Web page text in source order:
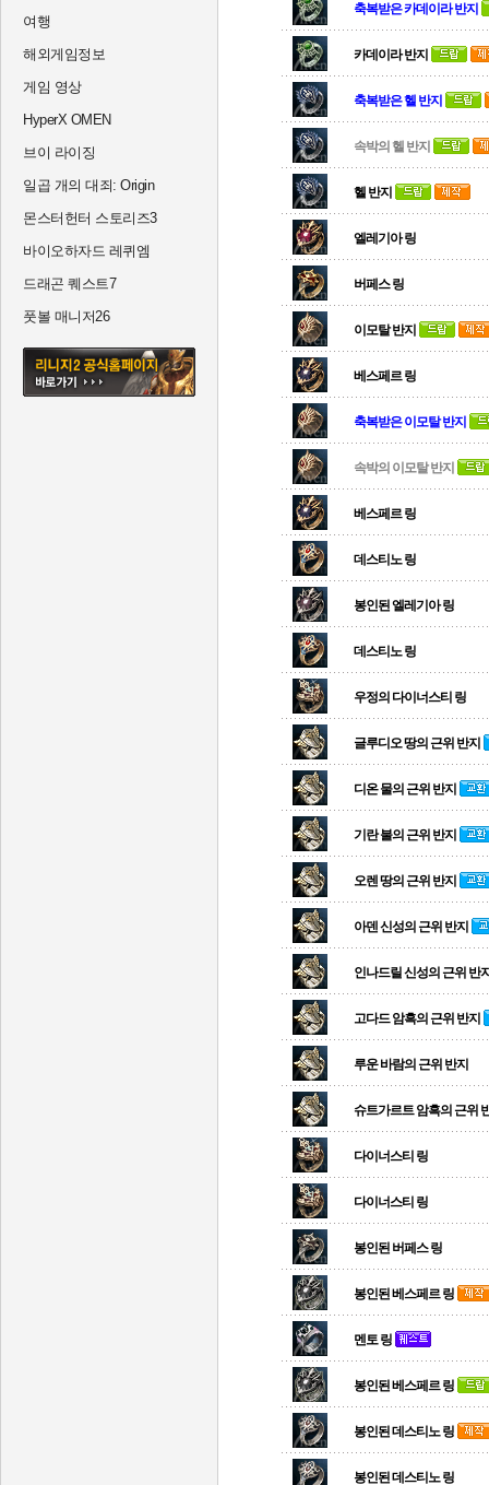
여행
해외게임정보
게임 영상
HyperX OMEN
브이 라이징
일곱 개의 대죄: Origin
몬스터헌터 스토리즈3
바이오하자드 레퀴엠
드래곤 퀘스트7
풋볼 매니저26
축복받은 카데이라 반지
카데이라 반지
축복받은 헬 반지
속박의 헬 반지
헬 반지
엘레기아 링
버페스 링
이모탈 반지
베스페르 링
축복받은 이모탈 반지
속박의 이모탈 반지
베스페르 링
데스티노 링
봉인된 엘레기아 링
데스티노 링
우정의 다이너스티 링
글루디오 땅의 근위 반지
디온 물의 근위 반지
기란 불의 근위 반지
오렌 땅의 근위 반지
아덴 신성의 근위 반지
인나드릴 신성의 근위 반
고다드 암흑의 근위 반지
루운 바람의 근위 반지
슈트가르트 암흑의 근위
다이너스티 링
다이너스티 링
봉인된 버페스 링
봉인된 베스페르 링
멘토 링
봉인된 베스페르 링
봉인된 데스티노 링
봉인된 데스티노 링